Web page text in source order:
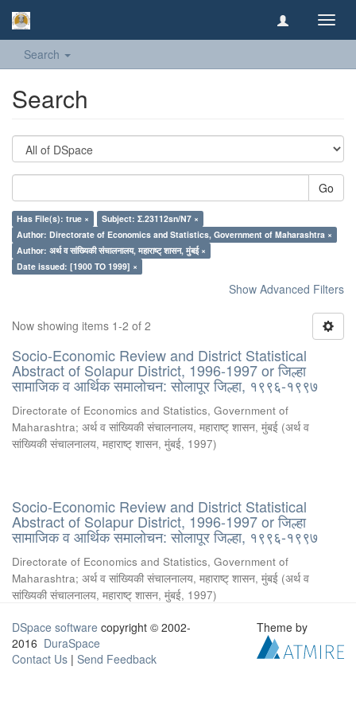
Search
Search
Go
Has File(s): true ×
Subject: Σ.23112sn/N7 ×
Author: Directorate of Economics and Statistics, Government of Maharashtra ×
Author: अर्थ व सांख्यिकी संचालनालय, महाराष्ट् शासन, मुंबई ×
Date issued: [1900 TO 1999] ×
Show Advanced Filters
Now showing items 1-2 of 2
Socio-Economic Review and District Statistical
Abstract of Solapur District, 1996-1997 or जिल्हा
सामाजिक व आर्थिक समालोचन: सोलापूर जिल्हा, १९९६-१९९७
Directorate of Economics and Statistics, Government of
Maharashtra; अर्थ व सांख्यिकी संचालनालय, महाराष्ट् शासन, मुंबई (अर्थ व
सांख्यिकी संचालनालय, महाराष्ट् शासन, मुंबई, 1997)
Socio-Economic Review and District Statistical
Abstract of Solapur District, 1996-1997 or जिल्हा
सामाजिक व आर्थिक समालोचन: सोलापूर जिल्हा, १९९६-१९९७
Directorate of Economics and Statistics, Government of
Maharashtra; अर्थ व सांख्यिकी संचालनालय, महाराष्ट् शासन, मुंबई (अर्थ व
सांख्यिकी संचालनालय, महाराष्ट् शासन, मुंबई, 1997)
DSpace software copyright © 2002-
2016 DuraSpace
Contact Us | Send Feedback
Theme by